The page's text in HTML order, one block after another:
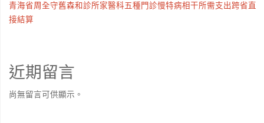
青海省周全守舊森和診所家醫科五種門診慢特病相干所需支出跨省直
接結算
近期留言
尚無留言可供顯示。